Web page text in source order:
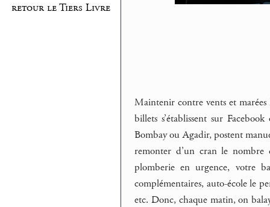
retour le Tiers Livre
Maintenir contre vents et marées
billets s’établissent sur
Bombay ou Agadir, postent
remonter d’un cran le nombre
plomberie en urgence, votre
complémentaires, auto-école le
etc. Donc, chaque matin, on